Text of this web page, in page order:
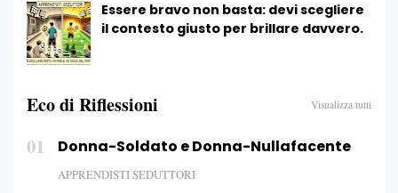
Essere bravo non basta: devi scegliere
il contesto giusto per brillare davvero.
Eco di Riflessioni Visualizza tutti
01 Donna-Soldato e Donna-Nullafacente
APPRENDISTI SEDUTTORI